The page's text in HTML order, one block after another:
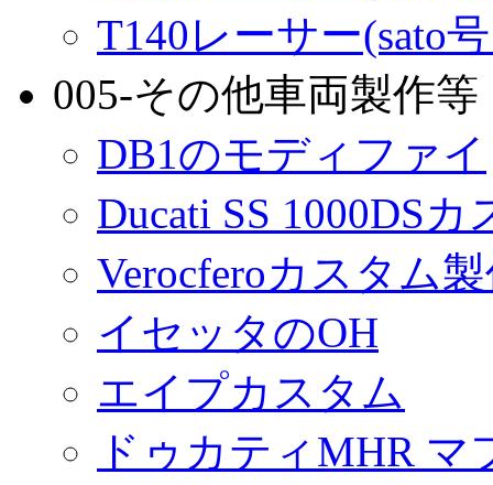
T140レーサー(sato
005-その他車両製作等
DB1のモディファイ
Ducati SS 1000DSカ
Verocferoカスタム
イセッタのOH
エイプカスタム
ドゥカティMHR マ